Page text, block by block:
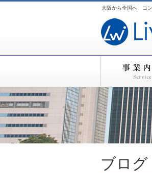
大阪から全国へ コ
ブログ